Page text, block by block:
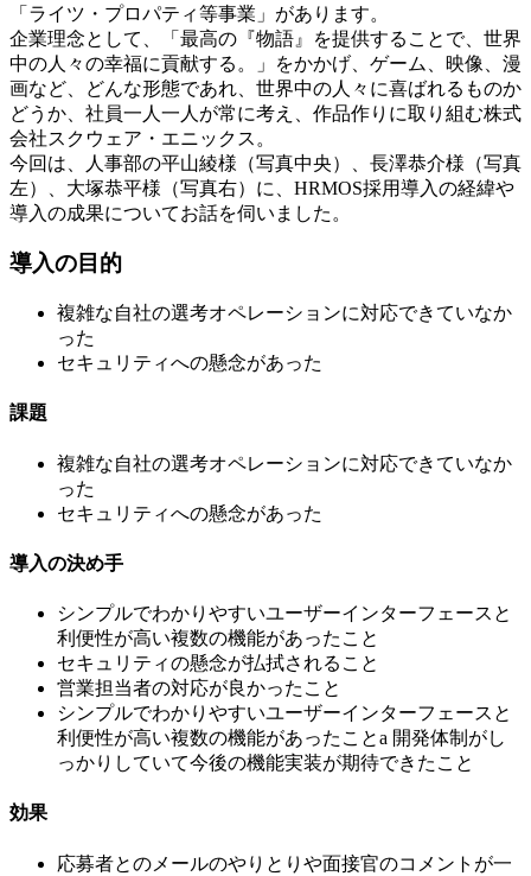
「ライツ・プロパティ等事業」があります。
企業理念として、「最高の『物語』を提供することで、世界
中の人々の幸福に貢献する。」をかかげ、ゲーム、映像、漫
画など、どんな形態であれ、世界中の人々に喜ばれるものか
どうか、社員一人一人が常に考え、作品作りに取り組む株式
会社スクウェア・エニックス。
今回は、人事部の平山綾様（写真中央）、長澤恭介様（写真
左）、大塚恭平様（写真右）に、HRMOS採用導入の経緯や
導入の成果についてお話を伺いました。
導入の目的
複雑な自社の選考オペレーションに対応できていなか
った
セキュリティへの懸念があった
課題
複雑な自社の選考オペレーションに対応できていなか
った
セキュリティへの懸念があった
導入の決め手
シンプルでわかりやすいユーザーインターフェースと
利便性が高い複数の機能があったこと
セキュリティの懸念が払拭されること
営業担当者の対応が良かったこと
シンプルでわかりやすいユーザーインターフェースと
利便性が高い複数の機能があったことa 開発体制がし
っかりしていて今後の機能実装が期待できたこと
効果
応募者とのメールのやりとりや面接官のコメントが一